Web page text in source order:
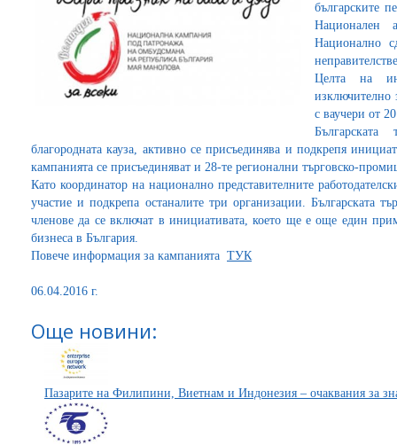
българските
Национален
Национално
Целта на
изключително
с ваучери от
Българската
благородната кауза, активно се присъединява и подкрепя
кампанията се присъединяват и 28-те регионални търговско-
Като координатор на национално представителните
участие и подкрепа останалите три организации. Българската
членове да се включат в инициативата, което ще е още един
бизнеса в България.
Повече информация за кампанията ТУК
06.04.2016 г.
Още новини:
Пазарите на Филипини, Виетнам и Индонезия – очаквания за